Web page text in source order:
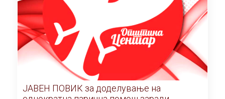
ЈАВЕН ПОВИК за доделување на